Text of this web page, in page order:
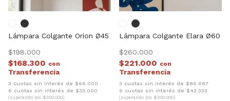
Lámpara Colgante Orion Ø45
$198.000
$168.300 con
3 cuotas sin interés de $66.000
6 cuotas sin interés de $33.000
(superando los $300.000)
Lámpara Colgante Elara Ø60
$260.000
$221.000 con
3 cuotas sin interés de $86.667
6 cuotas sin interés de $43.333
(superando los $300.000)